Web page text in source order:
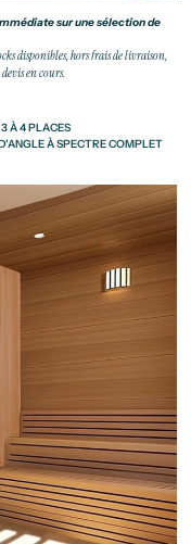
sur une sélection de
disponibles, hors frais de livraison,
en cours.
3 À 4 PLACES
À SPECTRE COMPLET